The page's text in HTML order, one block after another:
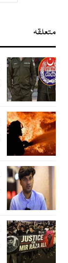
متعلقہ